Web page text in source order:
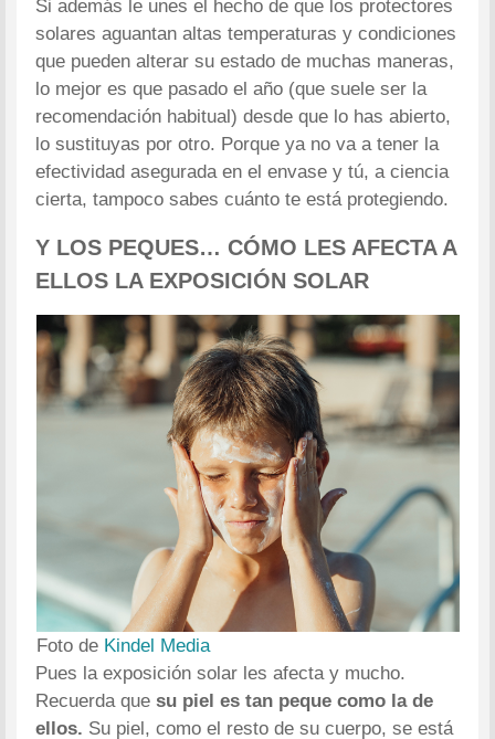
Si además le unes el hecho de que los protectores
solares aguantan altas temperaturas y condiciones
que pueden alterar su estado de muchas maneras,
lo mejor es que pasado el año (que suele ser la
recomendación habitual) desde que lo has abierto,
lo sustituyas por otro. Porque ya no va a tener la
efectividad asegurada en el envase y tú, a ciencia
cierta, tampoco sabes cuánto te está protegiendo.
Y LOS PEQUES… CÓMO LES AFECTA A
ELLOS LA EXPOSICIÓN SOLAR
Foto de Kindel Media
Pues la exposición solar les afecta y mucho.
Recuerda quesu piel es tan peque como la de
ellos. Su piel, como el resto de su cuerpo, se está